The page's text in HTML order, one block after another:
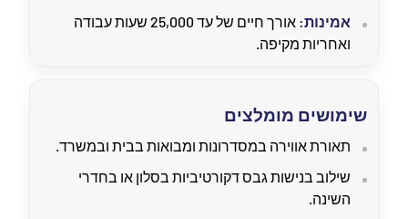
אמינות
: אורך חיים של עד 25,000 שעות עבודה
ואחריות מקיפה.
שימושים מומלצים
תאורת אווירה במסדרונות ומבואות בבית ובמשרד.
שילוב בנישות גבס דקורטיביות בסלון או בחדרי
השינה.